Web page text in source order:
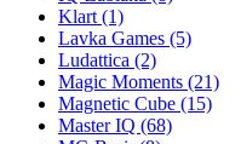
Klart (1)
Lavka Games (5)
Ludattica (2)
Magic Moments (21)
Magnetic Cube (15)
Master IQ (68)